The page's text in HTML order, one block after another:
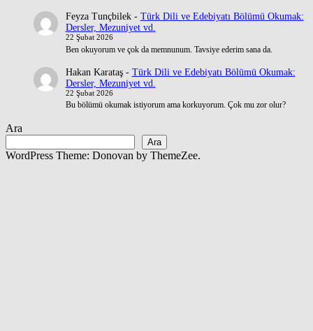
Feyza Tunçbilek- Türk Dili ve Edebiyatı Bölümü Okumak:
Dersler, Mezuniyet vd.
22 Şubat 2026
Ben okuyorum ve çok da memnunum. Tavsiye ederim sana da.
Hakan Karataş- Türk Dili ve Edebiyatı Bölümü Okumak:
Dersler, Mezuniyet vd.
22 Şubat 2026
Bu bölümü okumak istiyorum ama korkuyorum. Çok mu zor olur?
Ara
Ara
WordPress Theme: Donovan by ThemeZee.